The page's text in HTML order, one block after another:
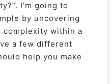
I’m going to
by uncovering
complexity within a
a few different
help you make